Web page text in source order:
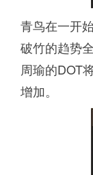
青鸟在一开
破竹的趋势
周瑜的DOT
增加。